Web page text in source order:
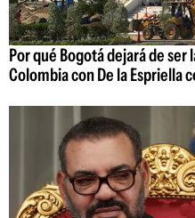
Por qué Bogotá dejará de
Colombia con De la Espriella